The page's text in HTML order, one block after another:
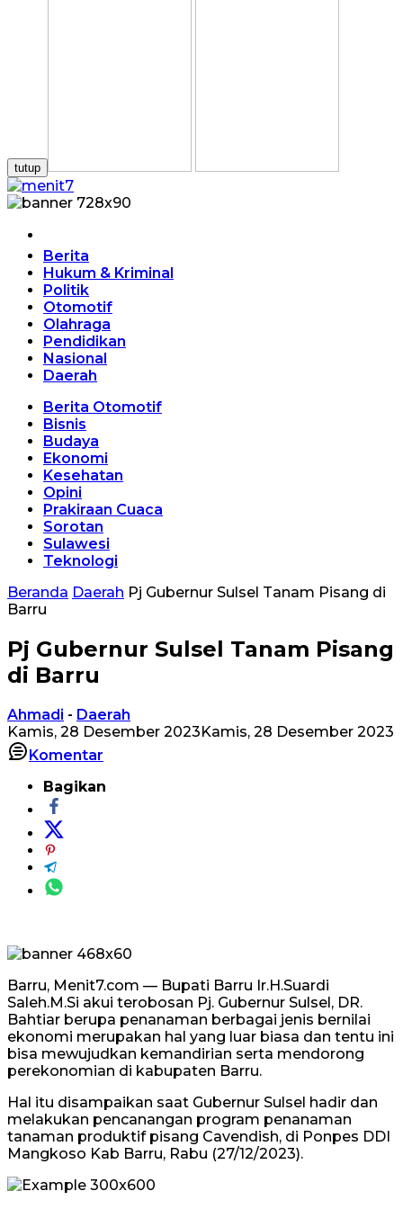
tutup
Berita
Hukum & Kriminal
Politik
Otomotif
Olahraga
Pendidikan
Nasional
Daerah
Berita Otomotif
Bisnis
Budaya
Ekonomi
Kesehatan
Opini
Prakiraan Cuaca
Sorotan
Sulawesi
Teknologi
Beranda Daerah Pj Gubernur Sulsel Tanam Pisang di
Barru
Pj Gubernur Sulsel Tanam Pisang
di Barru
Ahmadi - Daerah
Kamis, 28 Desember 2023Kamis, 28 Desember 2023
Komentar
Bagikan
Barru, Menit7.com — Bupati Barru Ir.H.Suardi
Saleh.M.Si akui terobosan Pj. Gubernur Sulsel, DR.
Bahtiar berupa penanaman berbagai jenis bernilai
ekonomi merupakan hal yang luar biasa dan tentu ini
bisa mewujudkan kemandirian serta mendorong
perekonomian di kabupaten Barru.
Hal itu disampaikan saat Gubernur Sulsel hadir dan
melakukan pencanangan program penanaman
tanaman produktif pisang Cavendish, di Ponpes DDI
Mangkoso Kab Barru, Rabu (27/12/2023).